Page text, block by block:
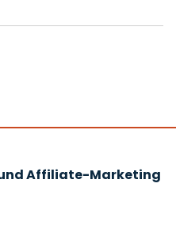
Affiliate-Marketing